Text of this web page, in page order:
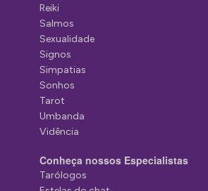
Reiki
Salmos
Sexualidade
Signos
Simpatias
Sonhos
Tarot
Umbanda
Vidência
Conheça nossos Especialistas
Tarólogos